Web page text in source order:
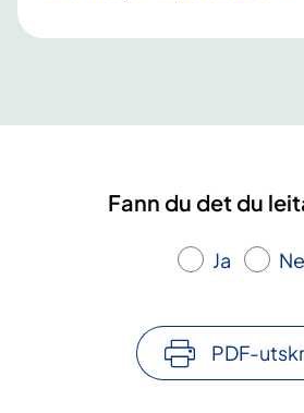
Fann du det du
Ja
PDF-